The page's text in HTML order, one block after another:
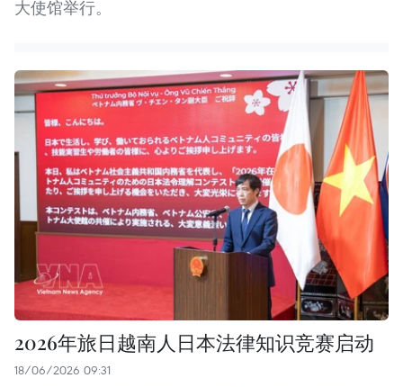
大使馆举行。
2026年旅日越南人日本法律知识竞赛启动
18/06/2026 09:31